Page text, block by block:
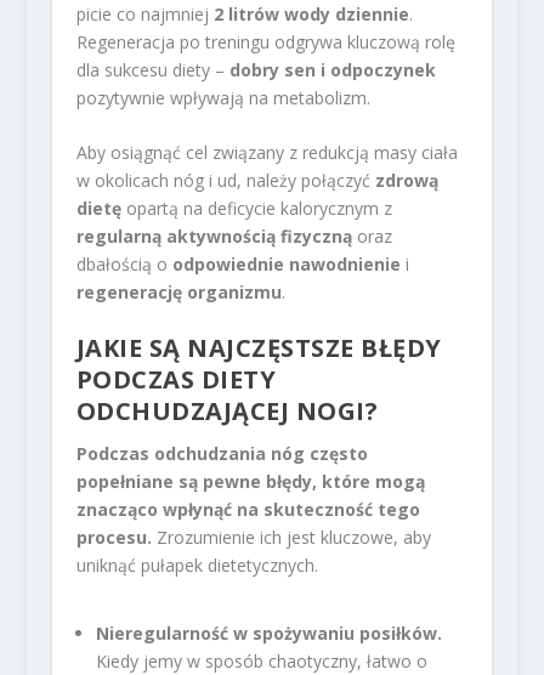
picie co najmniej 2 litrów wody dziennie.
Regeneracja po treningu odgrywa kluczową rolę
dla sukcesu diety – dobry sen i odpoczynek
pozytywnie wpływają na metabolizm.
Aby osiągnąć cel związany z redukcją masy ciała
w okolicach nóg i ud, należy połączyć zdrową
dietęopartą na deficycie kalorycznym z
regularną aktywnością fizycznąoraz
dbałością o odpowiednie nawodnienie i
regenerację organizmu.
JAKIE SĄ NAJCZĘSTSZE BŁĘDY
PODCZAS DIETY
ODCHUDZAJĄCEJ NOGI?
Podczas odchudzania nóg często
popełniane są pewne błędy, które mogą
znacząco wpłynąć na skuteczność tego
procesu. Zrozumienie ich jest kluczowe, aby
uniknąć pułapek dietetycznych.
Nieregularność w spożywaniu posiłków.
Kiedy jemy w sposób chaotyczny, łatwo o